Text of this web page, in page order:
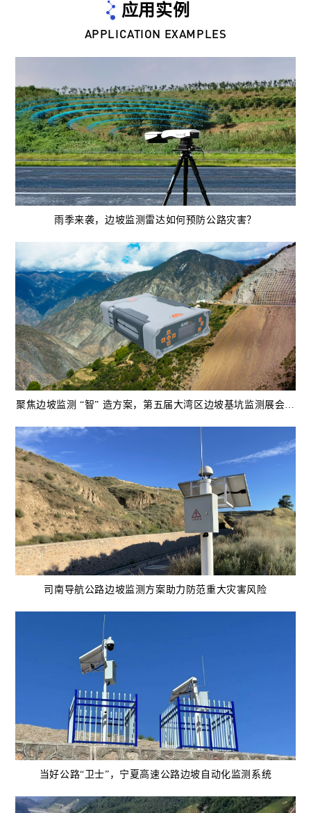
应用实例
APPLICATION EXAMPLES
雨季来袭，边坡监测雷达如何预防公路灾害？
聚焦边坡监测 “智” 造方案，第五届大湾区边坡基坑监测展会见
司南导航公路边坡监测方案助力防范重大灾害风险
当好公路“卫士”，宁夏高速公路边坡自动化监测系统